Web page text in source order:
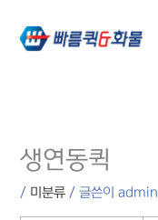
건너뛰기
생연동퀵
/ 미분류 / 글쓴이admin